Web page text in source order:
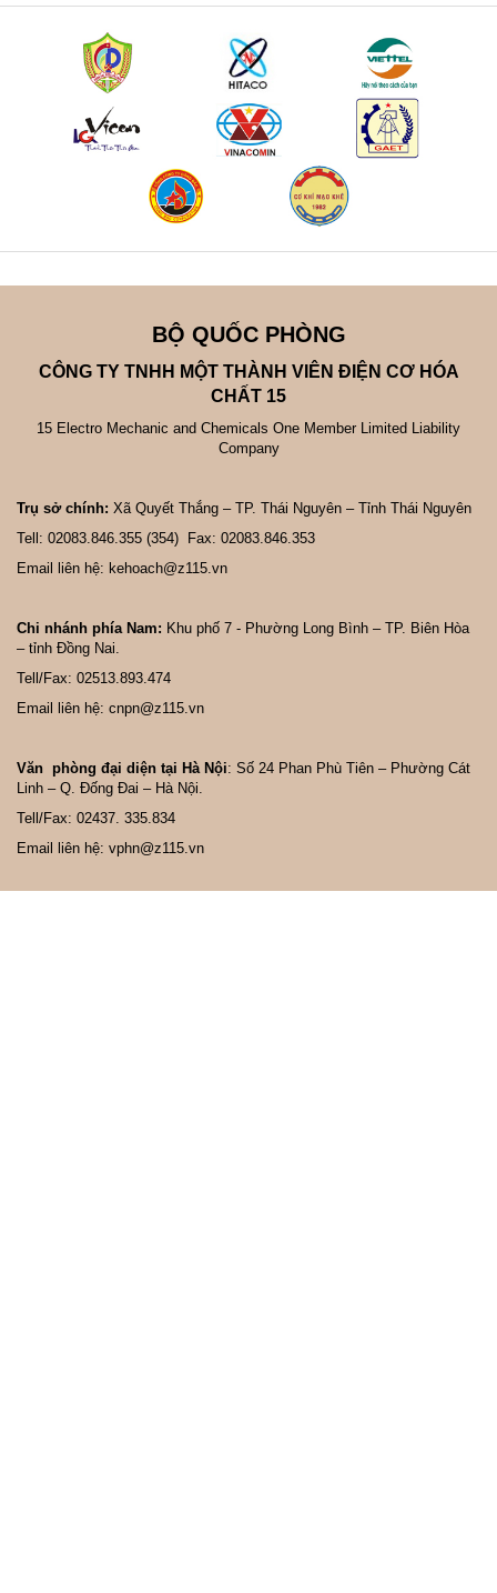
BỘ QUỐC PHÒNG
CÔNG TY TNHH MỘT THÀNH VIÊN ĐIỆN CƠ HÓA
CHẤT 15
15 Electro Mechanic and Chemicals One Member Limited Liability
Company
Trụ sở chính: Xã Quyết Thắng – TP. Thái Nguyên – Tỉnh Thái Nguyên
Tell: 02083.846.355 (354) Fax: 02083.846.353
Email liên hệ: kehoach@z115.vn
Chi nhánh phía Nam: Khu phố 7 - Phường Long Bình – TP. Biên Hòa
– tỉnh Đồng Nai.
Tell/Fax: 02513.893.474
Email liên hệ: cnpn@z115.vn
Văn phòng đại diện tại Hà Nội: Số 24 Phan Phù Tiên – Phường Cát
Linh – Q. Đống Đai – Hà Nội.
Tell/Fax: 02437. 335.834
Email liên hệ: vphn@z115.vn